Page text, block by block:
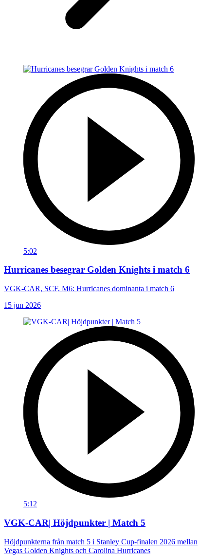
5:02
Hurricanes besegrar Golden Knights i match 6
VGK-CAR, SCF, M6: Hurricanes dominanta i match 6
15 jun 2026
5:12
VGK-CAR| Höjdpunkter | Match 5
Höjdpunkterna från match 5 i Stanley Cup-finalen 2026 mellan
Vegas Golden Knights och Carolina Hurricanes